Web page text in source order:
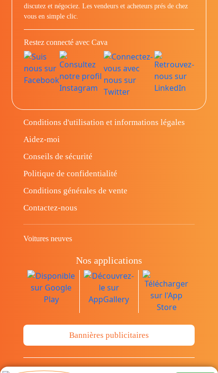
discutez et négociez. Les vendeurs et acheteurs prés de chez
vous en simple clic.
Restez connecté avec Cava
Conditions d'utilisation et informations légales
Aidez-moi
Conseils de sécurité
Politique de confidentialité
Conditions générales de vente
Contactez-nous
Voitures neuves
Nos applications
Bannières publicitaires